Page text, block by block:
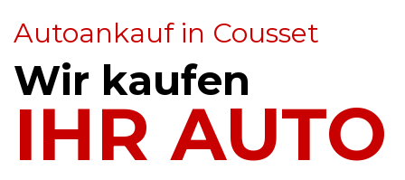
Autoankauf in Cousset
Wir kaufen
IHR AUTO